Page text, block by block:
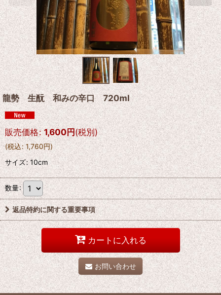
龍勢 生酛 和みの辛口 720ml
販売価格: 1,600円(税別)
(税込: 1,760円)
サイズ:10cm
数量:
返品特約に関する重要事項
カートに入れる
お問い合わせ